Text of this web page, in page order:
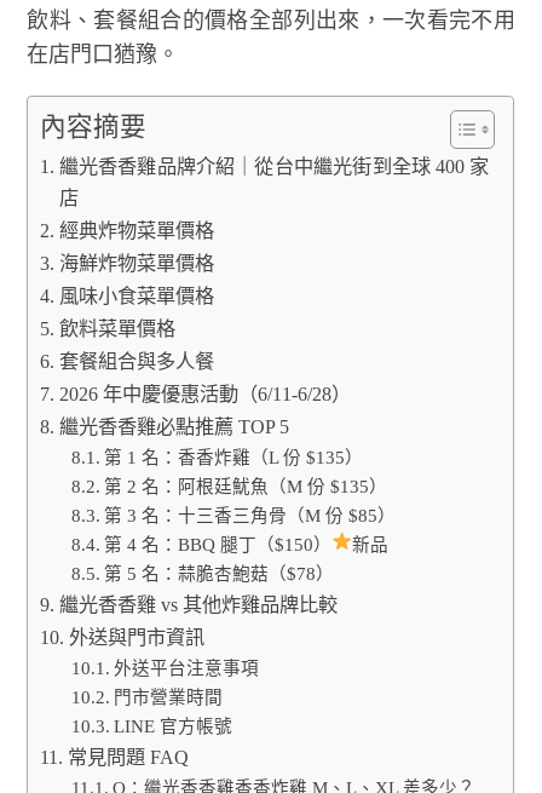
飲料、套餐組合的價格全部列出來，一次看完不用
在店門口猶豫。
內容摘要
繼光香香雞品牌介紹｜從台中繼光街到全球 400 家
店
經典炸物菜單價格
海鮮炸物菜單價格
風味小食菜單價格
飲料菜單價格
套餐組合與多人餐
2026 年中慶優惠活動（6/11-6/28）
繼光香香雞必點推薦 TOP 5
第 1 名：香香炸雞（L 份 $135）
第 2 名：阿根廷魷魚（M 份 $135）
第 3 名：十三香三角骨（M 份 $85）
第 4 名：BBQ 腿丁（$150）
新品
第 5 名：蒜脆杏鮑菇（$78）
繼光香香雞 vs 其他炸雞品牌比較
外送與門市資訊
外送平台注意事項
門市營業時間
LINE 官方帳號
常見問題 FAQ
Q：繼光香香雞香香炸雞 M、L、XL 差多少？